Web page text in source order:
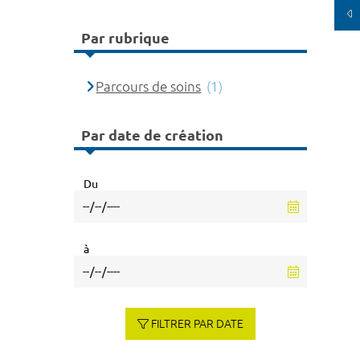
Par rubrique
Parcours de soins (1)
Par date de création
Du
à
FILTRER PAR DATE